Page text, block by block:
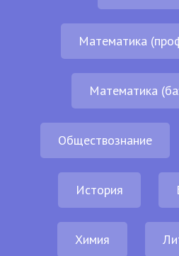
Математика
Математика
Обществознание
История
Химия